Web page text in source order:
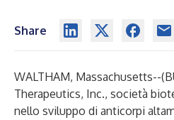
Share
WALTHAM, Massachusetts--(
Therapeutics, Inc., società
nello sviluppo di anticorpi